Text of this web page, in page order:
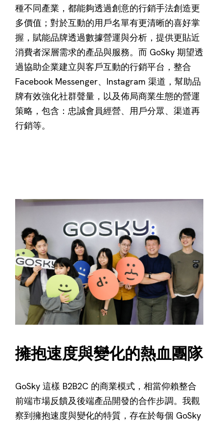
種不同產業，都能夠透過創意的行銷手法創造更
多價值；對於互動的用戶名單有更清晰的喜好掌
握，賦能品牌透過數據營運與分析，提供更貼近
消費者深層需求的產品與服務。而 GoSky 期望透
過協助企業建立與客戶互動的行銷平台，整合
Facebook Messenger、Instagram 渠道，幫助品
牌有效強化社群聲量，以及佈局商業生態的營運
策略，包含：忠誠會員經營、用戶分眾、渠道再
行銷等。
擁抱速度與變化的熱血團隊
GoSky 這樣 B2B2C 的商業模式，相當仰賴整合
前端市場反饋及後端產品開發的合作步調。我觀
察到擁抱速度與變化的特質，存在於每個 GoSky